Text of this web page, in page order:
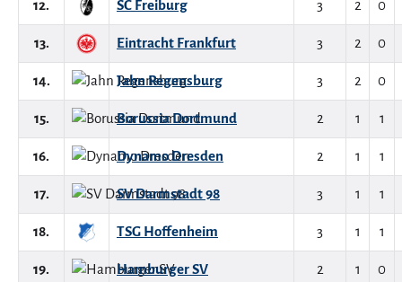
12. SC Freiburg 3 2 0
13. Eintracht Frankfurt 3 2 0
14. Jahn Regensburg 3 2 0
15. Borussia Dortmund 2 1 1
16. Dynamo Dresden 2 1 1
17. SV Darmstadt 98 3 1 1
18. TSG Hoffenheim 3 1 1
19. Hamburger SV 2 1 0